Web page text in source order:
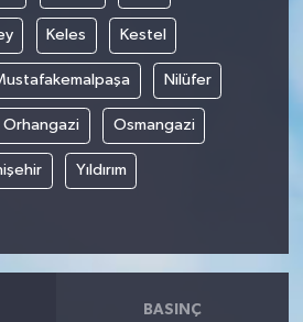
Keles Kestel
Nilüfer
Orhangazi Osmangazi
Yıldırım
BASINÇ